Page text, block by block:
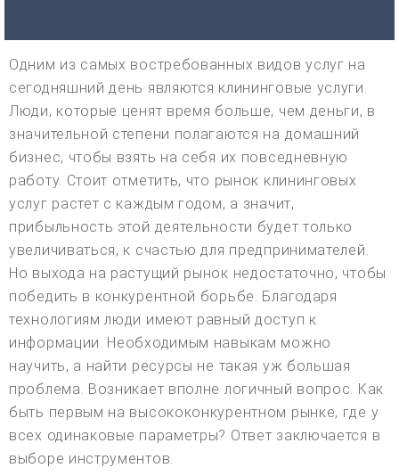
Одним из самых востребованных видов услуг на
сегодняшний день являются клининговые услуги.
Люди, которые ценят время больше, чем деньги, в
значительной степени полагаются на домашний
бизнес, чтобы взять на себя их повседневную
работу. Стоит отметить, что рынок клининговых
услуг растет с каждым годом, а значит,
прибыльность этой деятельности будет только
увеличиваться, к счастью для предпринимателей.
Но выхода на растущий рынок недостаточно, чтобы
победить в конкурентной борьбе. Благодаря
технологиям люди имеют равный доступ к
информации. Необходимым навыкам можно
научить, а найти ресурсы не такая уж большая
проблема. Возникает вполне логичный вопрос. Как
быть первым на высококонкурентном рынке, где у
всех одинаковые параметры? Ответ заключается в
выборе инструментов.